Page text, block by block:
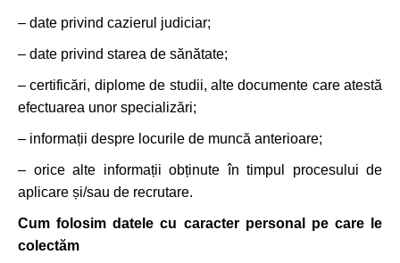
– date privind cazierul judiciar;
– date privind starea de sănătate;
– certificări, diplome de studii, alte documente care atestă
efectuarea unor specializări;
– informații despre locurile de muncă anterioare;
– orice alte informații obținute în timpul procesului de
aplicare și/sau de recrutare.
Cum folosim datele cu caracter personal pe care le
colectăm